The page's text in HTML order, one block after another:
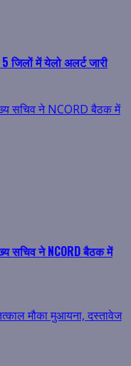
में येलो अलर्ट जारी
सचिव ने NCORD बैठक में
सचिव ने NCORD बैठक में
तत्काल मौका मुआयना, दस्तावेज